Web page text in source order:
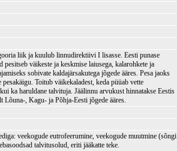
liik ja kuulub linnudirektiivi I lisasse. Eesti punase
pesitseb väikeste ja keskmise laiusega, kalarohkete ja
sobivate kaldajärsakutega jõgede ääres. Pesa jaoks
Toitub väikekaladest, keda püüab vette
ka haruldane talvituja. Jäälinnu arvukust hinnatakse Eestis
, Kagu- ja Põhja-Eesti jõgede ääres.
veekogude eutrofeerumine, veekogude muutmine (sõngi
talvitusolud, eriti jääkatte teke.